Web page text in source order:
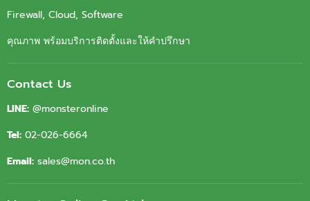
Firewall, Cloud, Software
คุณภาพ พร้อมบริการติดตั้งและให้คำปรึกษา
Contact Us
LINE: @monsteronline
Tel: 02-026-6664
Email: sales@mon.co.th